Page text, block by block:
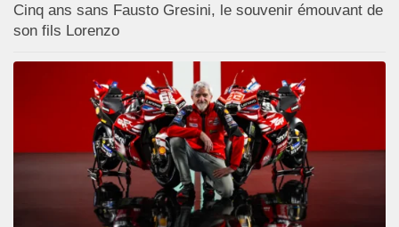
Cinq ans sans Fausto Gresini, le souvenir émouvant de
son fils Lorenzo